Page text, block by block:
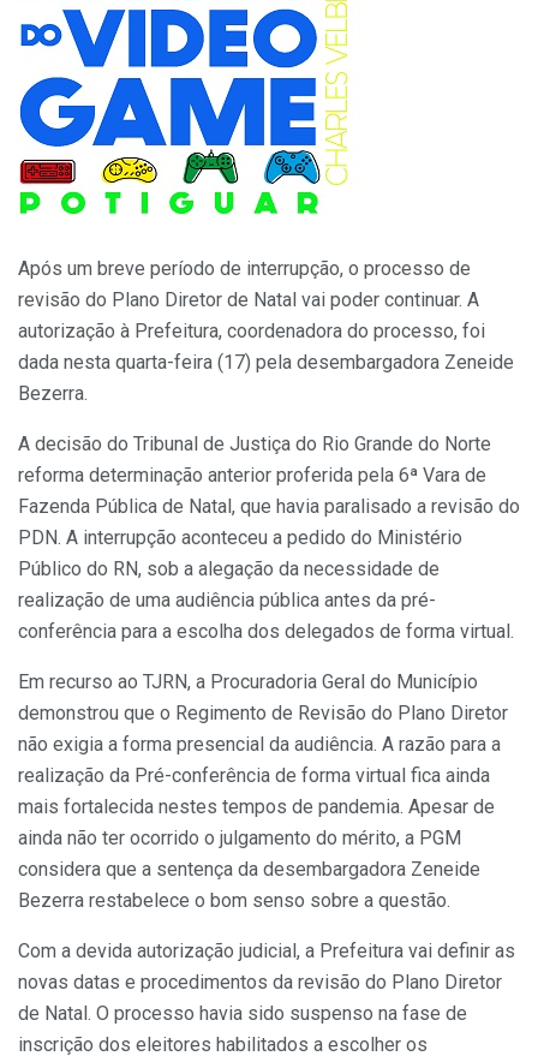
Após um breve período de interrupção, o processo de
revisão do Plano Diretor de Natal vai poder continuar. A
autorização à Prefeitura, coordenadora do processo, foi
dada nesta quarta-feira (17) pela desembargadora Zeneide
Bezerra.
A decisão do Tribunal de Justiça do Rio Grande do Norte
reforma determinação anterior proferida pela 6ª Vara de
Fazenda Pública de Natal, que havia paralisado a revisão do
PDN. A interrupção aconteceu a pedido do Ministério
Público do RN, sob a alegação da necessidade de
realização de uma audiência pública antes da pré-
conferência para a escolha dos delegados de forma virtual.
Em recurso ao TJRN, a Procuradoria Geral do Município
demonstrou que o Regimento de Revisão do Plano Diretor
não exigia a forma presencial da audiência. A razão para a
realização da Pré-conferência de forma virtual fica ainda
mais fortalecida nestes tempos de pandemia. Apesar de
ainda não ter ocorrido o julgamento do mérito, a PGM
considera que a sentença da desembargadora Zeneide
Bezerra restabelece o bom senso sobre a questão.
Com a devida autorização judicial, a Prefeitura vai definir as
novas datas e procedimentos da revisão do Plano Diretor
de Natal. O processo havia sido suspenso na fase de
inscrição dos eleitores habilitados a escolher os